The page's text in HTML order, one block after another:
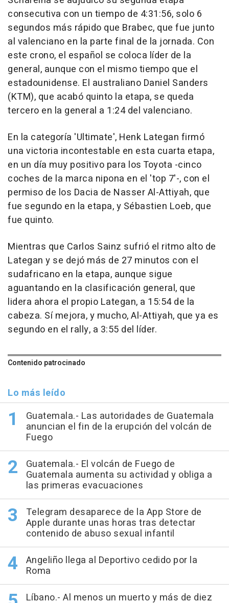
consecutiva con un tiempo de 4:31:56, solo 6
segundos más rápido que Brabec, que fue junto
al valenciano en la parte final de la jornada. Con
este crono, el español se coloca líder de la
general, aunque con el mismo tiempo que el
estadounidense. El australiano Daniel Sanders
(KTM), que acabó quinto la etapa, se queda
tercero en la general a 1:24 del valenciano.
En la categoría 'Ultimate', Henk Lategan firmó
una victoria incontestable en esta cuarta etapa,
en un día muy positivo para los Toyota -cinco
coches de la marca nipona en el 'top 7'-, con el
permiso de los Dacia de Nasser Al-Attiyah, que
fue segundo en la etapa, y Sébastien Loeb, que
fue quinto.
Mientras que Carlos Sainz sufrió el ritmo alto de
Lategan y se dejó más de 27 minutos con el
sudafricano en la etapa, aunque sigue
aguantando en la clasificación general, que
lidera ahora el propio Lategan, a 15:54 de la
cabeza. Sí mejora, y mucho, Al-Attiyah, que ya es
segundo en el rally, a 3:55 del líder.
Contenido patrocinado
Lo más leído
Guatemala.- Las autoridades de Guatemala
anuncian el fin de la erupción del volcán de
Fuego
Guatemala.- El volcán de Fuego de
Guatemala aumenta su actividad y obliga a
las primeras evacuaciones
Telegram desaparece de la App Store de
Apple durante unas horas tras detectar
contenido de abuso sexual infantil
Angeliño llega al Deportivo cedido por la
Roma
Líbano.- Al menos un muerto y más de diez